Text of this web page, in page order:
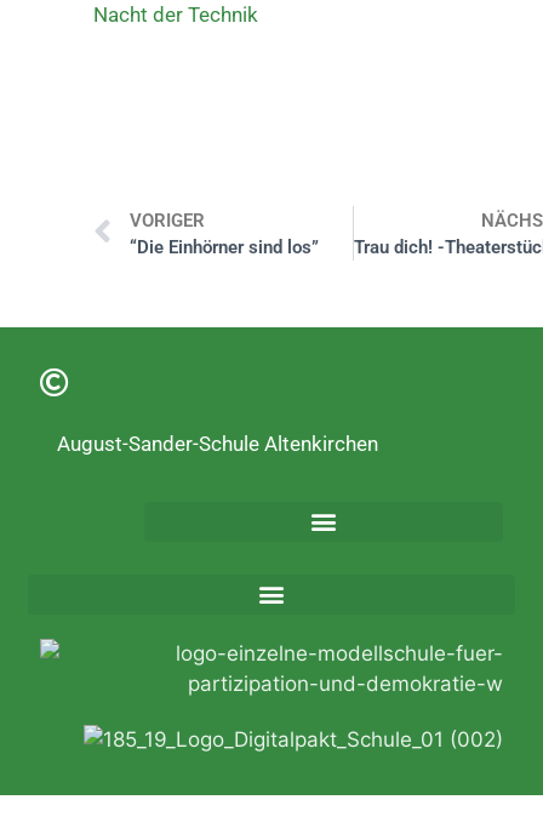
Nacht der Technik
VORIGER
“Die Einhörner sind los”
August-Sander-Schule Altenkirchen